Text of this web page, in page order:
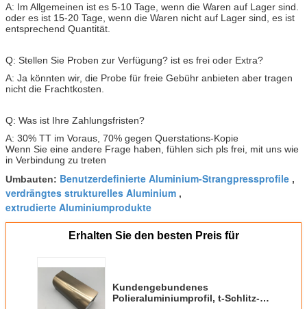
A: Im Allgemeinen ist es 5-10 Tage, wenn die Waren auf Lager sind.
oder es ist 15-20 Tage, wenn die Waren nicht auf Lager sind, es ist
entsprechend Quantität.
Q: Stellen Sie Proben zur Verfügung? ist es frei oder Extra?
A: Ja könnten wir, die Probe für freie Gebühr anbieten aber tragen
nicht die Frachtkosten.
Q: Was ist Ihre Zahlungsfristen?
A: 30% TT im Voraus, 70% gegen Querstations-Kopie
Wenn Sie eine andere Frage haben, fühlen sich pls frei, mit uns wie
in Verbindung zu treten
Umbauten: Benutzerdefinierte Aluminium-Strangpressprofile ,
verdrängtes strukturelles Aluminium ,
extrudierte Aluminiumprodukte
Erhalten Sie den besten Preis für
Kundengebundenes
Polieraluminiumprofil, t-Schlitz-